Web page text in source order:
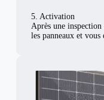
5. Activation
Après une
les panneaux et